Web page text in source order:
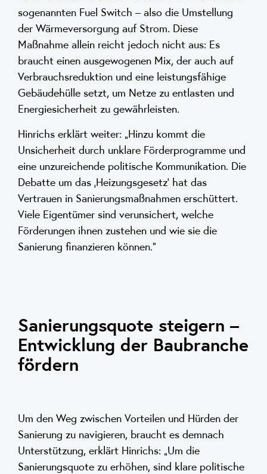
sogenannten Fuel Switch – also die Umstellung
der Wärmeversorgung auf Strom. Diese
Maßnahme allein reicht jedoch nicht aus: Es
braucht einen ausgewogenen Mix, der auch auf
Verbrauchsreduktion und eine leistungsfähige
Gebäudehülle setzt, um Netze zu entlasten und
Energiesicherheit zu gewährleisten.
Hinrichs erklärt weiter: „Hinzu kommt die
Unsicherheit durch unklare Förderprogramme und
eine unzureichende politische Kommunikation. Die
Debatte um das ‚Heizungsgesetz‘ hat das
Vertrauen in Sanierungsmaßnahmen erschüttert.
Viele Eigentümer sind verunsichert, welche
Förderungen ihnen zustehen und wie sie die
Sanierung finanzieren können.“
Sanierungsquote steigern –
Entwicklung der Baubranche
fördern
Um den Weg zwischen Vorteilen und Hürden der
Sanierung zu navigieren, braucht es demnach
Unterstützung, erklärt Hinrichs: „Um die
Sanierungsquote zu erhöhen, sind klare politische